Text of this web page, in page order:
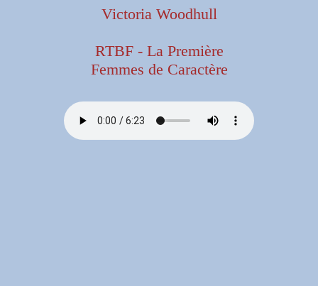
Victoria Woodhull
RTBF - La Première
Femmes de Caractère